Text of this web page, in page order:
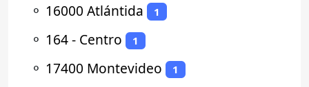
⚬ 16000 Atlántida 1
⚬ 164 - Centro 1
⚬ 17400 Montevideo 1